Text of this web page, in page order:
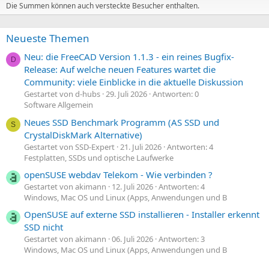
Die Summen können auch versteckte Besucher enthalten.
Neueste Themen
D
Neu: die FreeCAD Version 1.1.3 - ein reines Bugfix-
Release: Auf welche neuen Features wartet die
Community: viele Einblicke in die aktuelle Diskussion
Gestartet von d-hubs 29. Juli 2026 Antworten: 0
Software Allgemein
S
Neues SSD Benchmark Programm (AS SSD und
CrystalDiskMark Alternative)
Gestartet von SSD-Expert 21. Juli 2026 Antworten: 4
Festplatten, SSDs und optische Laufwerke
openSUSE webdav Telekom - Wie verbinden ?
Gestartet von akimann 12. Juli 2026 Antworten: 4
Windows, Mac OS und Linux (Apps, Anwendungen und B
OpenSUSE auf externe SSD installieren - Installer erkennt
SSD nicht
Gestartet von akimann 06. Juli 2026 Antworten: 3
Windows, Mac OS und Linux (Apps, Anwendungen und B